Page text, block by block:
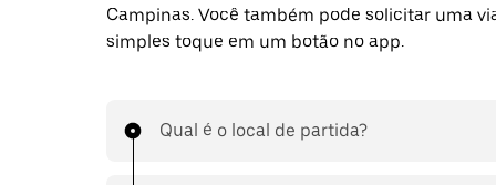
Campinas. Você também pode solicitar uma
simples toque em um botão no app.
Qual é o local de partida?